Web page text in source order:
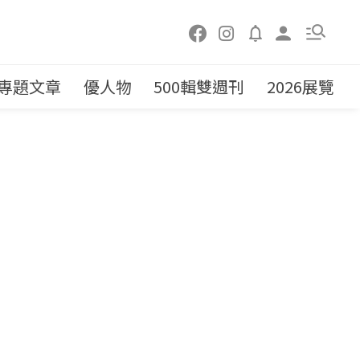
題文章 優人物 500輯雙週刊 2026展覽